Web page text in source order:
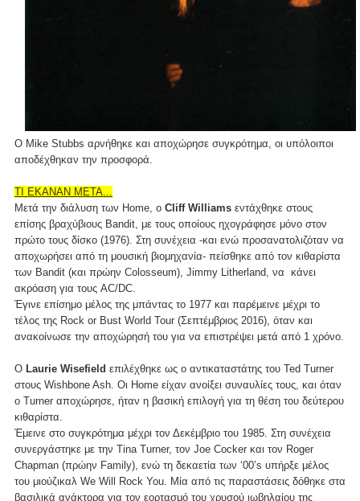
Ο Mike Stubbs αρνήθηκε και αποχώρησε συγκρότημα, οι υπόλοιποι
αποδέχθηκαν την προσφορά.
ΤΙ ΕΚΑΝΑΝ ΜΕΤΑ...
Μετά την διάλυση των Home, ο Cliff Williams εντάχθηκε στους
επίσης βραχύβιους Bandit, με τους οποίους ηχογράφησε μόνο στον
πρώτο τους δίσκο (1976). Στη συνέχεια -και ενώ προσανατολιζόταν να
αποχωρήσει από τη μουσική βιομηχανία- πείσθηκε από τον κιθαρίστα
των Bandit (και πρώην Colosseum), Jimmy Litherland, να κάνει
ακρόαση για τους AC/DC.
Έγινε επίσημο μέλος της μπάντας το 1977 και παρέμεινε μέχρι το
τέλος της Rock or Bust World Tour (Σεπτέμβριος 2016), όταν και
ανακοίνωσε την αποχώρησή του για να επιστρέψει μετά από 1 χρόνο.
Ο Laurie Wisefield επιλέχθηκε ως ο αντικαταστάτης του Ted Turner
στους Wishbone Ash. Οι Home είχαν ανοίξει συναυλίες τους, και όταν
ο Turner αποχώρησε, ήταν η βασική επιλογή για τη θέση του δεύτερου
κιθαρίστα.
Έμεινε στο συγκρότημα μέχρι τον Δεκέμβριο του 1985. Στη συνέχεια
συνεργάστηκε με την Tina Turner, τον Joe Cocker και τον Roger
Chapman (πρώην Family), ενώ τη δεκαετία των ‘00’s υπήρξε μέλος
του μιούζικαλ We Will Rock You. Μία από τις παραστάσεις δόθηκε στα
βασιλικά ανάκτορα για τον εορτασμό του χρυσού ιωβηλαίου της